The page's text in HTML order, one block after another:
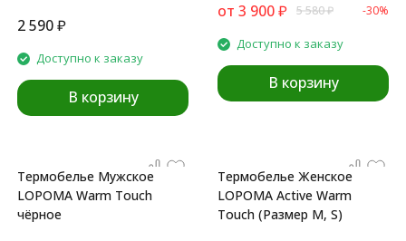
2 590₽
Доступно к заказу
В корзину
от 3 900₽ 5 580₽ -30%
Доступно к заказу
В корзину
Термобелье Мужское
LOPOMA Warm Touch
чёрное
Термобелье Женское
LOPOMA Active Warm
Touch (Размер M, S)